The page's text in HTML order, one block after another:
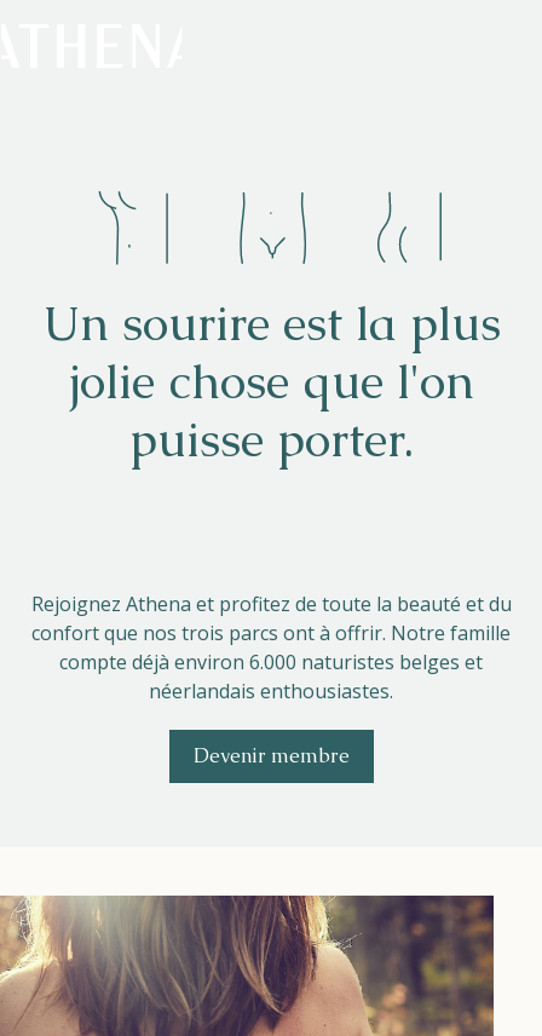
Communauté
Calendrier
Parcs
Contact
FR NL EN
Apple App Store
Un sourire est la plus
jolie chose que l'on
puisse porter.
Rejoignez Athena et profitez de toute la beauté et du
confort que nos trois parcs ont à offrir. Notre famille
compte déjà environ 6.000 naturistes belges et
néerlandais enthousiastes.
Devenir membre